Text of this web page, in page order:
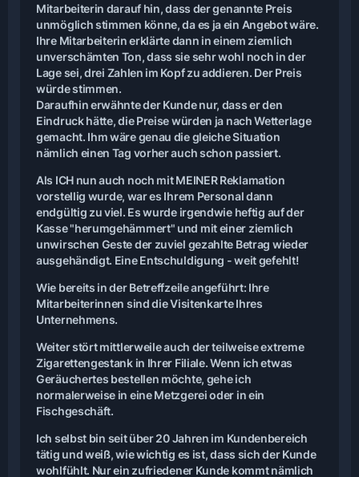
Mitarbeiterin darauf hin, dass der genannte Preis
unmöglich stimmen könne, da es ja ein Angebot wäre.
Ihre Mitarbeiterin erklärte dann in einem ziemlich
unverschämten Ton, dass sie sehr wohl noch in der
Lage sei, drei Zahlen im Kopf zu addieren. Der Preis
würde stimmen.
Daraufhin erwähnte der Kunde nur, dass er den
Eindruck hätte, die Preise würden ja nach Wetterlage
gemacht. Ihm wäre genau die gleiche Situation
nämlich einen Tag vorher auch schon passiert.
Als ICH nun auch noch mit MEINER Reklamation
vorstellig wurde, war es Ihrem Personal dann
endgültig zu viel. Es wurde irgendwie heftig auf der
Kasse "herumgehämmert" und mit einer ziemlich
unwirschen Geste der zuviel gezahlte Betrag wieder
ausgehändigt. Eine Entschuldigung - weit gefehlt!
Wie bereits in der Betreffzeile angeführt: Ihre
Mitarbeiterinnen sind die Visitenkarte Ihres
Unternehmens.
Weiter stört mittlerweile auch der teilweise extreme
Zigarettengestank in Ihrer Filiale. Wenn ich etwas
Geräuchertes bestellen möchte, gehe ich
normalerweise in eine Metzgerei oder in ein
Fischgeschäft.
Ich selbst bin seit über 20 Jahren im Kundenbereich
tätig und weiß, wie wichtig es ist, dass sich der Kunde
wohlfühlt. Nur ein zufriedener Kunde kommt nämlich